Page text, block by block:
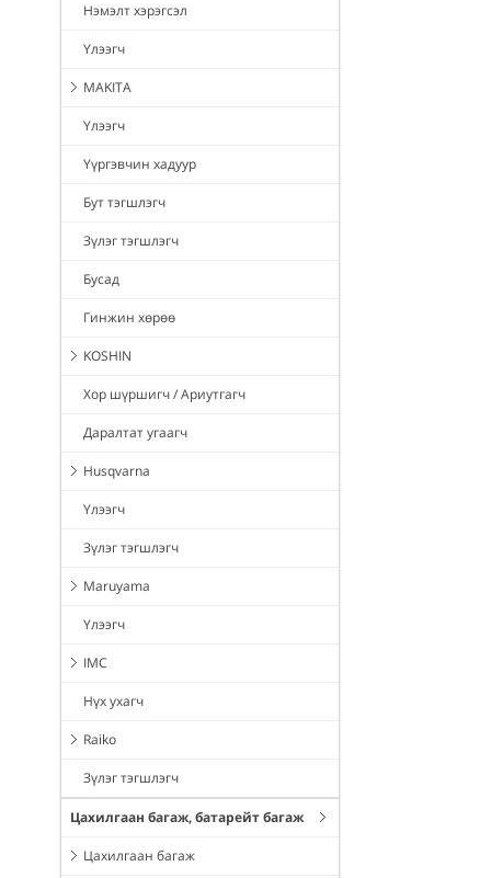
Нэмэлт хэрэгсэл
Үлээгч
MAKITA
Үлээгч
Үүргэвчин хадуур
Бут тэгшлэгч
Зүлэг тэгшлэгч
Бусад
Гинжин хөрөө
KOSHIN
Хор шүршигч / Ариутгагч
Даралтат угаагч
Husqvarna
Үлээгч
Зүлэг тэгшлэгч
Maruyama
Үлээгч
IMC
Нүх ухагч
Raiko
Зүлэг тэгшлэгч
Цахилгаан багаж, батарейт багаж
Цахилгаан багаж